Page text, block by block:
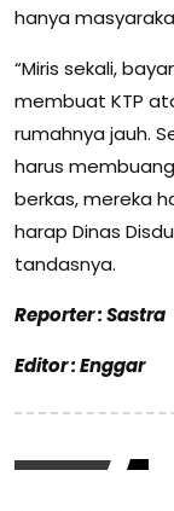
hanya
“Miris sekali,
membuat KTP
rumahnya jauh.
harus
berkas, mereka
harap Dinas
tandasnya.
Reporter : Sastra
Editor : Enggar